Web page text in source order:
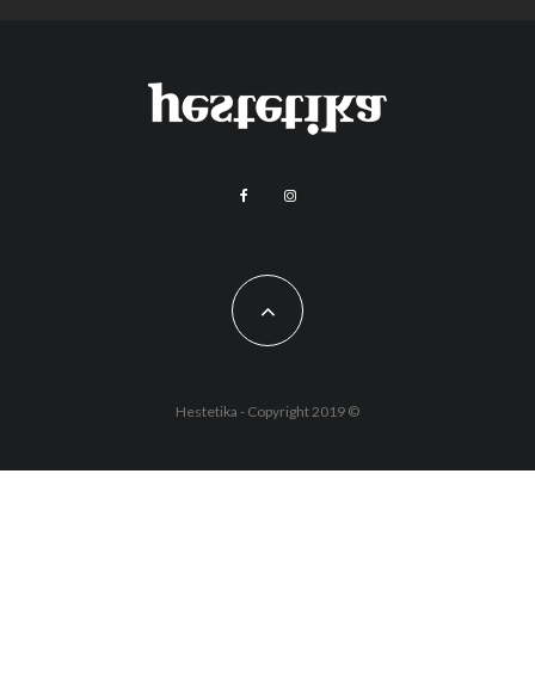
Hestetika - Copyright 2019 ©